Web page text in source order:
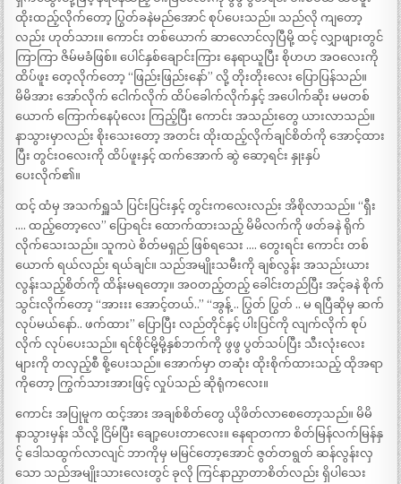
ထိုးထည့်လိုက်တော့ ပြွတ်ခနဲမည်အောင် စုပ်ပေးသည်။ သည်လို ကျတော့
လည်း ဟုတ်သား။ ကောင်း တစ်ယောက် ဆာလောင်လှပြီမို့ ထင့် လျှာဖျားတွင်
ကြာကြာ ဇိမ်မခံဖြစ်။ ပေါင်နှစ်ချောင်းကြား နေရာယူပြီး စိုဟဟ အဝလေးကို
ထိပ်ဖူး တေ့လိုက်တော့ “ဖြည်းဖြည်းနော်” လို့ တိုးတိုးလေး ပြောပြန်သည်။
မိမိအား အော်လိုက် ငေါက်လိုက် ထိပ်ခေါက်လိုက်နှင့် အပေါက်ဆိုး မမတစ်
ယောက် ကြောက်နေပုံလေး ကြည့်ပြီး ကောင်း အသည်းတွေ ယားလာသည်။
နာသွားမှာလည်း စိုးသေးတော့ အတင်း ထိုးထည့်လိုက်ချင်စိတ်ကို အောင့်ထား
ပြီး တွင်းဝလေးကို ထိပ်ဖူးနှင့် ထက်အောက် ဆွဲ ဆော့ရင်း နှုးနှပ်
ပေးလိုက်၏။
ထင့် ထံမှ အသက်ရှူသံ ပြင်းပြင်းနှင့် တွင်းကလေးလည်း အိစိုလာသည်။ “ရှီး
…. ထည့်တော့လေ” ပြောရင်း ထောက်ထားသည့် မိမိလက်ကို ဖတ်ခနဲ ရိုက်
လိုက်သေးသည်။ သူကပဲ စိတ်မရှည် ဖြစ်ရသေး …. တွေးရင်း ကောင်း တစ်
ယောက် ရယ်လည်း ရယ်ချင်။ သည်အမျိုးသမီးကို ချစ်လွန်း အသည်းယား
လွန်းသည့်စိတ်ကို ထိန်းမရတော့။ အဝတည့်တည့် ခေါင်းတည်ပြီး အင့်ခနဲ စိုက်
သွင်းလိုက်တော့ “အားးး အောင့်တယ်..” “အွန့် .. ပြွတ် ပြွတ် .. မ ရပြီဆိုမှ ဆက်
လုပ်မယ်နော်.. ဖက်ထား” ပြောပြီး လည်တိုင်နှင့် ပါးပြင်ကို လျက်လိုက် စုပ်
လိုက် လုပ်ပေးသည်။ ရင်စိုင်မို့မို့နှစ်ဘက်ကို ဖွဖွ ပွတ်သပ်ပြီး သီးလုံးလေး
များကို တလှည့်စီ စို့ပေးသည်။ အောက်မှာ တဆုံး ထိုးစိုက်ထားသည့် ထိုအရာ
ကိုတော့ ကြွက်သားအားဖြင့် လှုပ်သည် ဆိုရုံကလေး။
ကောင်း အပြုမူက ထင့်အား အချစ်စိတ်တွေ ယိုဖိတ်လာစေတော့သည်။ မိမိ
နာသွားမှန်း သိလို့ ငြိမ်ပြီး ချော့ပေးတာလေး။ နေရာတကာ စိတ်မြန်လက်မြန်နှ
င့် ဒေါသထွက်လာလျင် ဘာကိုမှ မမြင်တော့အောင် ဇွတ်တရွတ် ဆန်လွန်းလှ
သော သည်အမျိုးသားလေးတွင် ခုလို ကြင်နာညှာတာစိတ်လည်း ရှိပါသေး